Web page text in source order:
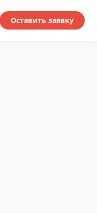
Оставить заявку